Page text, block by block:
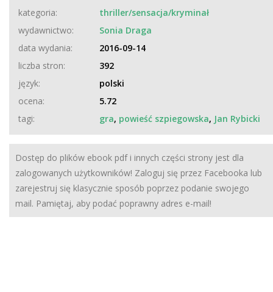
kategoria:
thriller/sensacja/kryminał
wydawnictwo:
Sonia Draga
data wydania:
2016-09-14
liczba stron:
392
język:
polski
ocena:
5.72
tagi:
gra, powieść szpiegowska, Jan Rybicki
Dostęp do plików ebook pdf i innych części strony jest dla
zalogowanych użytkowników! Zaloguj się przez Facebooka lub
zarejestruj się klasycznie sposób poprzez podanie swojego
mail. Pamiętaj, aby podać poprawny adres e-mail!